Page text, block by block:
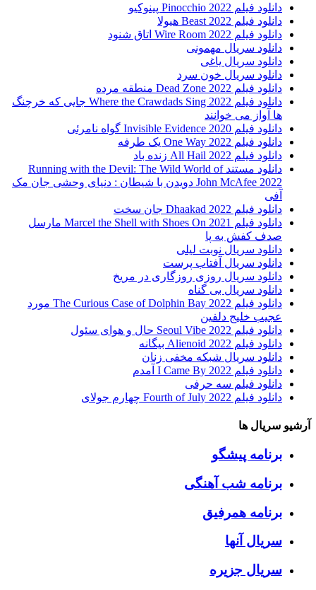
دانلود فیلم Pinocchio 2022 پینوکیو
دانلود فیلم Beast 2022 هیولا
دانلود فیلم Wire Room 2022 اتاق شنود
دانلود سریال مهمونی
دانلود سریال یاغی
دانلود سریال خون سرد
دانلود فیلم 2022 Dead Zone منطقه مرده
دانلود فیلم Where the Crawdads Sing 2022 جایی که خرچنگ
ها آواز می خوانند
دانلود فیلم 2020 Invisible Evidence گواه نامرئی
دانلود فیلم One Way 2022 یک طرفه
دانلود فیلم All Hail 2022 زنده باد
دانلود مستند Running with the Devil: The Wild World of
John McAfee 2022 دویدن با شیطان : دنیای وحشی جان مک
آفی
دانلود فیلم Dhaakad 2022 جان سخت
دانلود فیلم Marcel the Shell with Shoes On 2021 مارسل
صدف کفش به پا
دانلود سریال نوبت لیلی
دانلود سریال آفتاب پرست
دانلود سریال روزی روزگاری در مریخ
دانلود سریال بی گناه
دانلود فیلم The Curious Case of Dolphin Bay 2022 مورد
عجیب خلیج دلفین
دانلود فیلم Seoul Vibe 2022 حال و هوای سئول
دانلود فیلم Alienoid 2022 بیگانه
دانلود سریال شبکه مخفی زنان
دانلود فیلم I Came By 2022 آمدم
دانلود فیلم سه حرفی
دانلود فیلم Fourth of July 2022 چهارم جولای
آرشیو سریال ها
برنامه پیشگو
برنامه شب آهنگی
برنامه همرفیق
سریال آنها
سریال جزیره